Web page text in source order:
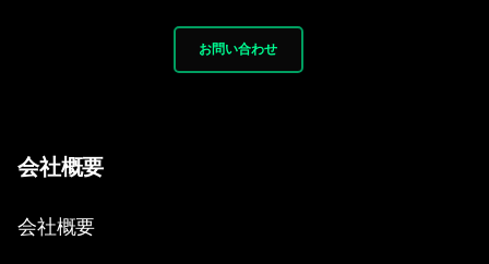
お問い合わせ
会社概要
会社概要